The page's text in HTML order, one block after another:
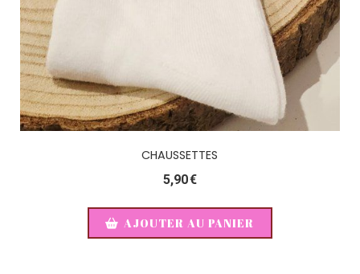
CHAUSSETTES
5,90€
AJOUTER AU PANIER